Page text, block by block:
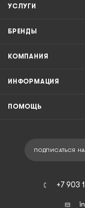
УСЛУГИ
БРЕНДЫ
КОМПАНИЯ
ИНФОРМАЦИЯ
ПОМОЩЬ
ПОДПИСАТЬСЯ
+7 903